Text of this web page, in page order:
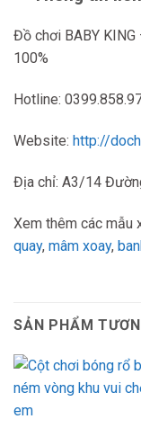
Đồ chơi BABY KING
100%
Hotline:
Website: http://
Địa chỉ: A3/14
Xem thêm các mẫu
quay, mâm xoay,
SẢN PHẨM